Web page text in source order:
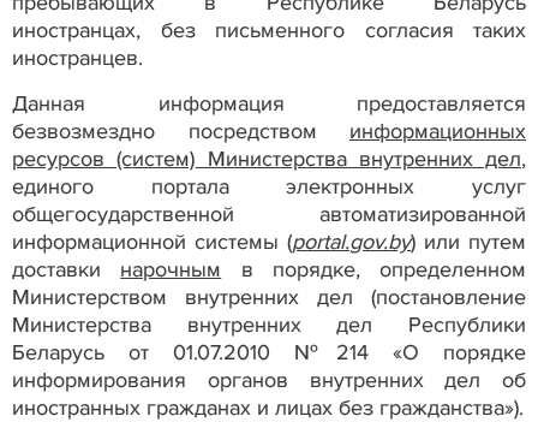
иностранцах, без письменного согласия таких
иностранцев.
Данная информация предоставляется
безвозмездно посредством информационных
ресурсов (систем) Министерства внутренних дел,
единого портала электронных услуг
общегосударственной автоматизированной
информационной системы (portal.gov.by) или путем
доставки нарочным в порядке, определенном
Министерством внутренних дел (постановление
Министерства внутренних дел Республики
Беларусь от 01.07.2010 №214 «О порядке
информирования органов внутренних дел об
иностранных гражданах и лицах без гражданства»).